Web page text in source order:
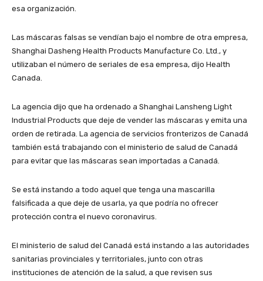
esa organización.
Las máscaras falsas se vendían bajo el nombre de otra empresa,
Shanghai Dasheng Health Products Manufacture Co. Ltd., y
utilizaban el número de seriales de esa empresa, dijo Health
Canada.
La agencia dijo que ha ordenado a Shanghai Lansheng Light
Industrial Products que deje de vender las máscaras y emita una
orden de retirada. La agencia de servicios fronterizos de Canadá
también está trabajando con el ministerio de salud de Canadá
para evitar que las máscaras sean importadas a Canadá.
Se está instando a todo aquel que tenga una mascarilla
falsificada a que deje de usarla, ya que podría no ofrecer
protección contra el nuevo coronavirus.
El ministerio de salud del Canadá está instando a las autoridades
sanitarias provinciales y territoriales, junto con otras
instituciones de atención de la salud, a que revisen sus